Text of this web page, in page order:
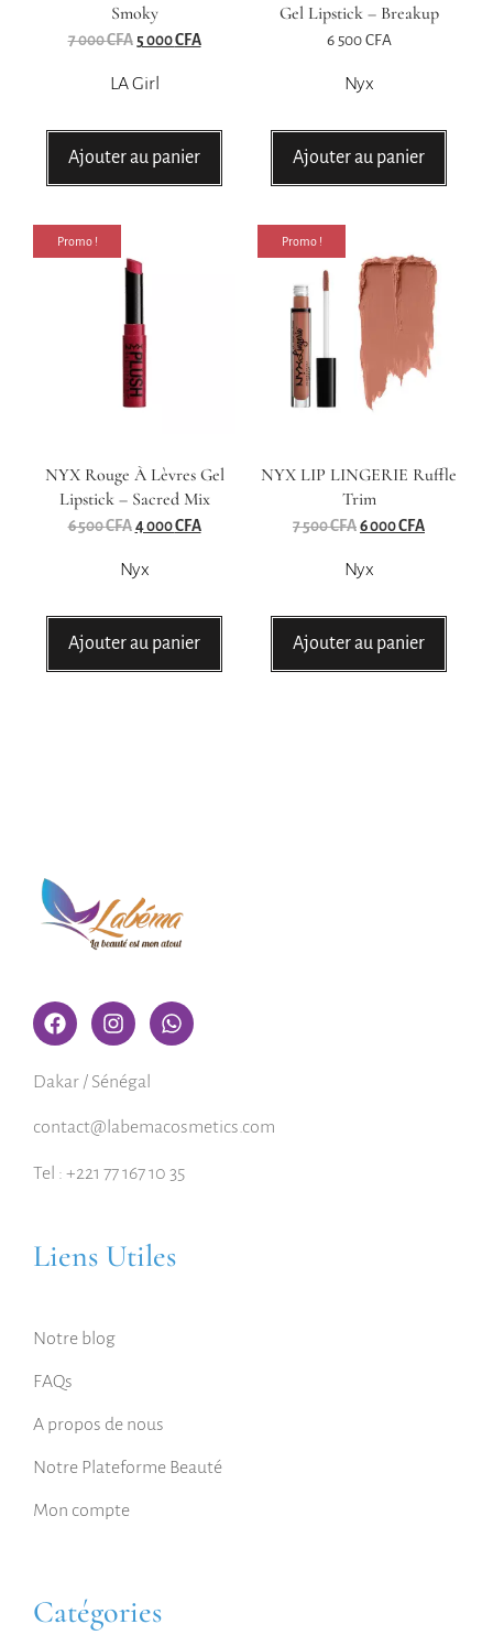
Smoky
7 000CFA 5 000CFA
LA Girl
Ajouter au panier
Gel Lipstick – Breakup
6 500 CFA
Nyx
Ajouter au panier
Promo !
NYX Rouge À Lèvres Gel
Lipstick – Sacred Mix
6 500CFA 4 000CFA
Nyx
Ajouter au panier
Promo !
NYX LIP LINGERIE Ruffle
Trim
7 500CFA 6 000CFA
Nyx
Ajouter au panier
Dakar / Sénégal
contact@labemacosmetics.com
Tel : +221 77 167 10 35
Liens Utiles
Notre blog
FAQs
A propos de nous
Notre Plateforme Beauté
Mon compte
Catégories